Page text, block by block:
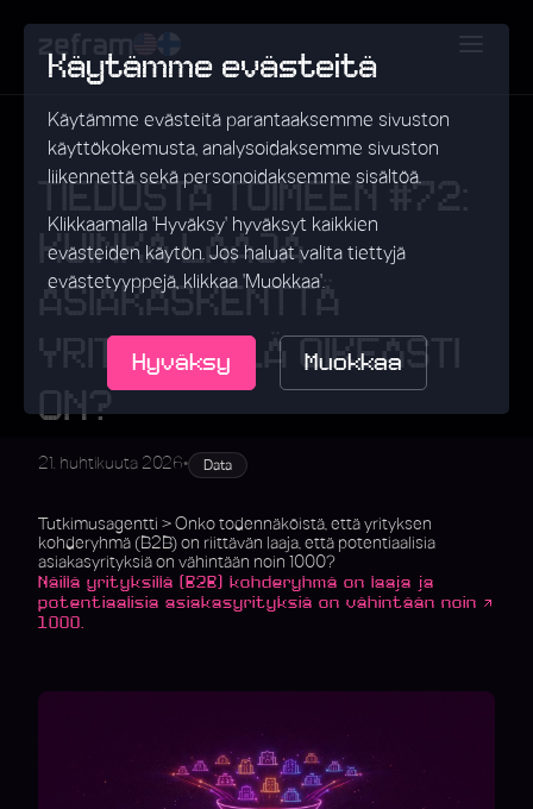
Käytämme evästeitä
Käytämme evästeitä parantaaksemme sivuston
käyttökokemusta, analysoidaksemme sivuston
liikennettä sekä personoidaksemme sisältöä.
Klikkaamalla 'Hyväksy' hyväksyt kaikkien
evästeiden käytön. Jos haluat valita tiettyjä
evästetyyppejä, klikkaa 'Muokkaa'.
Hyväksy Muokkaa
TIEDOSTA TOIMEEN #72:
KUINKA LAAJA
ASIAKASKENTTÄ
YRITYKSELLÄ OIKEASTI
ON?
21. huhtikuuta 2026• Data
Tutkimusagentti > Onko todennäköistä, että yrityksen
kohderyhmä (B2B) on riittävän laaja, että potentiaalisia
asiakasyrityksiä on vähintään noin 1000?
Näillä yrityksillä (B2B) kohderyhmä on laaja ja
potentiaalisia asiakasyrityksiä on vähintään noin
1000.